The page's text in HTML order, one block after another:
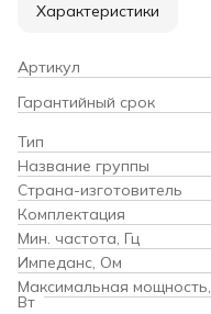
Характеристики
Артикул
Гарантийный срок
Тип
Название группы
Страна-изготовитель
Комплектация
Мин. частота, Гц
Импеданс, Ом
Максимальная мощность,
Вт